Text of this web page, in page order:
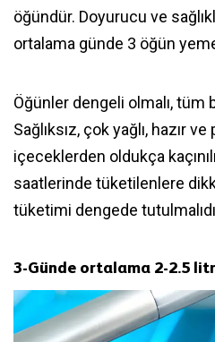
öğündür. Doyurucu ve
ortalama günde 3 öğün
Öğünler dengeli olmalı,
Sağlıksız, çok yağlı, hazır
içeceklerden oldukça
saatlerinde tüketilenlere
tüketimi dengede
3-Günde ortalama 2-2.5